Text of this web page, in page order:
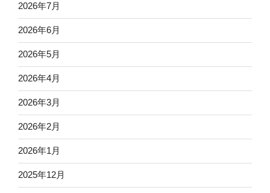
2026年7月
2026年6月
2026年5月
2026年4月
2026年3月
2026年2月
2026年1月
2025年12月